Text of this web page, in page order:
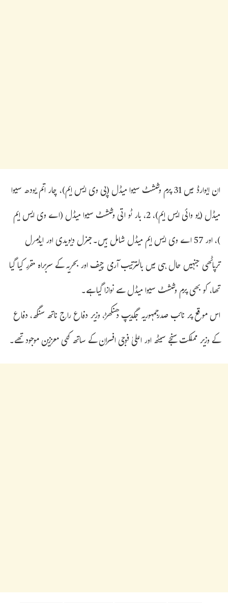
ان ایوارڈ میں 31 پرم وششٹ سیوا میڈل (پی وی ایس ایم)، چار اتم یودھ سیوا
میڈل (یو وائی ایس ایم)، 2، بار ٹو اتی وششٹ سیوا میڈل (اے وی ایس ایم
)، اور 57 اے وی ایس ایم میڈل شامل ہیں۔جنرل دیویدی اور ایڈمرل
ترپاٹھی جنہیں حال ہی میں بالترتیب آرمی چیف اور بحریہ کے سربراہ مقرر کیا گیا
تھا، کو بھی پرم وششٹ سیوا میڈل سے نوازا گیا ہے۔
اس موقع پر نائب صدرجمہوریہ جگدیپ دھنکھڑ، وزیر دفاع راج ناتھ سنگھ، دفاع
کے وزیر مملکت سنجے سیٹھ اور اعلیٰ فوجی افسران کے ساتھ کئی معززین موجود تھے۔